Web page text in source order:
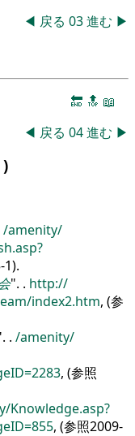
◀ 戻る 03進む ▶
🔚 🔝 📖
◀ 戻る 04進む ▶
)
/amenity/
1).
. . http://
index2.htm, (参
. . /amenity/
, (参照
Knowledge.asp?
, (参照2009-